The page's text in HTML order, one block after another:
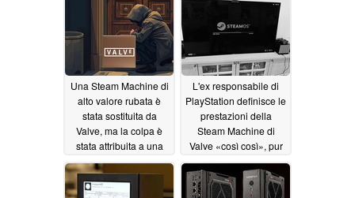
Una Steam Machine di
alto valore rubata è
stata sostituita da
Valve, ma la colpa è
stata attribuita a una
politica di spedizione
poco rigorosa07/20/2026
L'ex responsabile di
PlayStation definisce le
prestazioni della
Steam Machine di
Valve «così così», pur
elogiandone
l'esperienza simile a
quella di una console